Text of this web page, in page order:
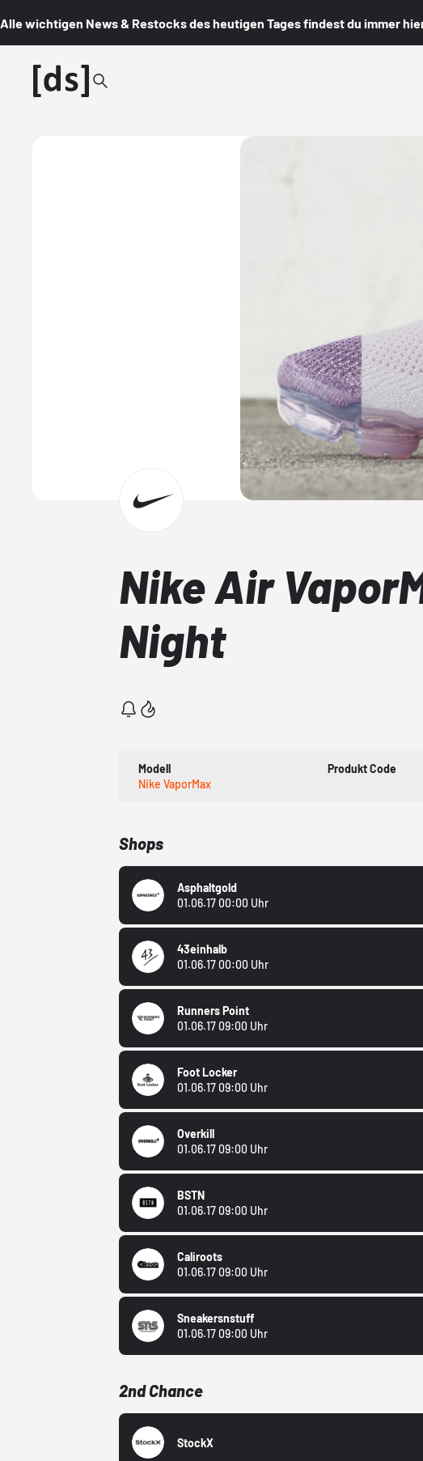
Alle wichtigen News & Restocks des heutigen Tages findest du immer hier!
Nike Air
Night
Modell
Nike VaporMax
Produkt Code
Shops
Asphaltgold
01.06.17 00:00 Uhr
43einhalb
01.06.17 00:00 Uhr
Runners Point
01.06.17 09:00 Uhr
Foot Locker
01.06.17 09:00 Uhr
Overkill
01.06.17 09:00 Uhr
BSTN
01.06.17 09:00 Uhr
Caliroots
01.06.17 09:00 Uhr
Sneakersnstuff
01.06.17 09:00 Uhr
2nd Chance
StockX